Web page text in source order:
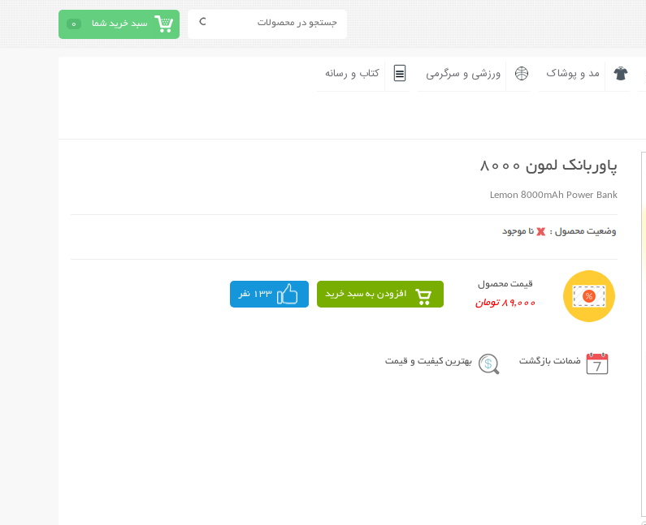
سبد خرید شما 0
مد و پوشاک ورزشی و سرگرمی کتاب و رسانه
پاوربانک لمون 8000
Lemon 8000mAh Power Bank
قیمت محصول
89,000 تومان
افزودن به سبد خرید 133 نفر
ضمانت بازگشت بهترین کیفیت و قیمت